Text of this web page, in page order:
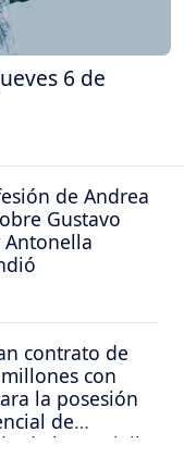
6 de
de Andrea
Gustavo
Antonella
contrato de
con
la posesión
de
de la Espriella